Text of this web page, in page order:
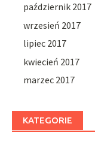
październik 2017
wrzesień 2017
lipiec 2017
kwiecień 2017
marzec 2017
KATEGORIE